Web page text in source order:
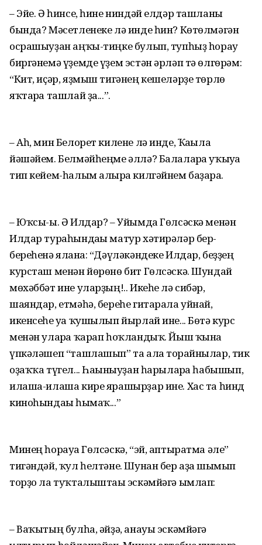
– Эйе. Ә һинсе, һине ниндәй елдәр ташланы
бында? Мәсетленеке лә инде һин? Көтөлмәгән
осрашыуҙан аңҡы-тиңке булып, тупһыҙ һорау
биргәнемә үҙемде үҙем эстән әрләп тә өлгөрәм:
“Кит, иҫәр, яҙмыш тигәнең кешеләрҙе төрлө
яҡтарға ташлай ҙа...”.
– Аһ, мин Белорет килене лә инде, Ҡағыла
йәшәйем. Белмәйһеңме әллә? Балаларға уҡыуға
тип кейем-һалым алырға килгәйнем баҙарға.
– Юҡсы-ы. Ә Илдар? – Уйымда Гөлсәскә менән
Илдар тураһындағы матур хәтирәләр бер-
береһенә ялғана: “Дәүләкәндеке Илдар, беҙҙең
курсташ менән йөрөнө бит Гөлсәскә. Шундай
мөхәббәт ине уларҙың!.. Икеһе лә сибәр,
шаяндар, етмәһә, береһе гитарала уйнай,
икенсеһе уға ҡушылып йырлай ине... Бөтә курс
менән уларға ҡарап һоҡландыҡ. Йыш ҡына
үпкәләшеп “ташлашып” та ала торғайнылар, тик
оҙаҡҡа түгел... Һағыныуҙан һарыларға һабышып,
илаша-илаша кире ярашырҙар ине. Хас та һинд
киноһындағы һымаҡ...”
Минең һорауға Гөлсәскә, “эй, аптыратма әле”
тигәндәй, ҡул һелтәне. Шунан бер аҙға шымып
торҙо ла туҡталыштағы эскәмйәгә ымлап:
– Ваҡытың булһа, әйҙә, анауы эскәмйәгә